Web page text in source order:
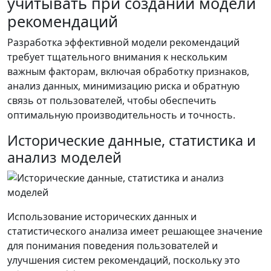
рекомендаций
Разработка эффективной модели рекомендаций
требует тщательного внимания к нескольким
важным факторам, включая обработку признаков,
анализ данных, минимизацию риска и обратную
связь от пользователей, чтобы обеспечить
оптимальную производительность и точность.
Исторические данные, статистика и
анализ моделей
Использование исторических данных и
статистического анализа имеет решающее значение
для понимания поведения пользователей и
улучшения систем рекомендаций, поскольку это